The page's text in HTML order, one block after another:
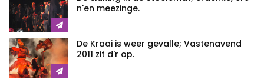
n'en meezinge.
De Kraai is weer gevalle; Vastenavend
2011 zit d'r op.